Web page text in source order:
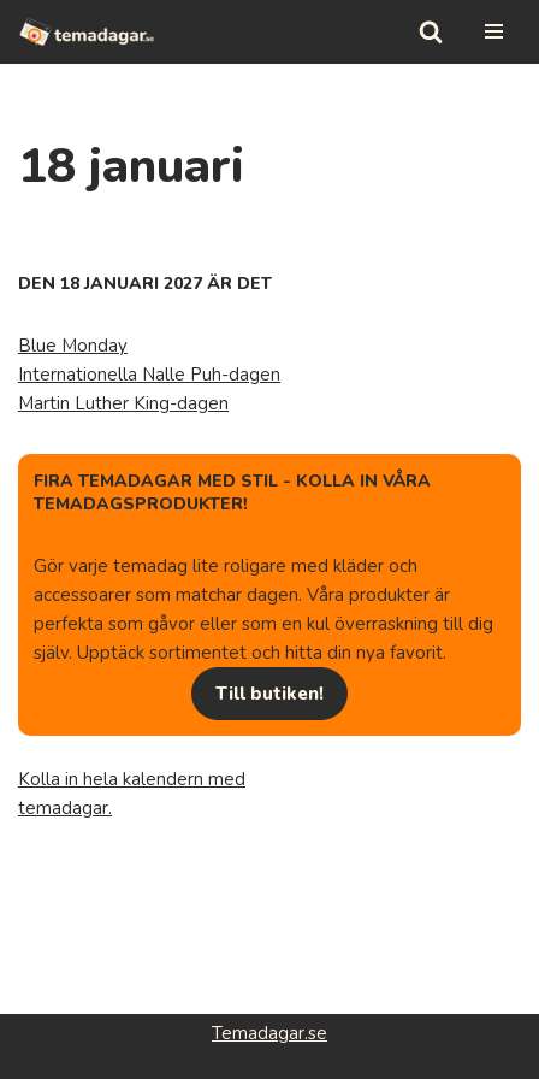
Hoppa
18 januari
DEN 18 JANUARI 2027 ÄR DET
Blue Monday
Internationella Nalle Puh-dagen
Martin Luther King-dagen
FIRA TEMADAGAR MED STIL - KOLLA IN VÅRA
TEMADAGSPRODUKTER!
Gör varje temadag lite roligare med kläder och
accessoarer som matchar dagen. Våra produkter är
perfekta som gåvor eller som en kul överraskning till dig
själv. Upptäck sortimentet och hitta din nya favorit.
Till butiken!
Kolla in hela kalendern med
temadagar.
Temadagar.se